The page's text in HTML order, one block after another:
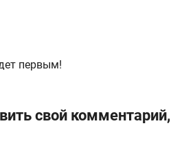
первым!
свой комментарий,